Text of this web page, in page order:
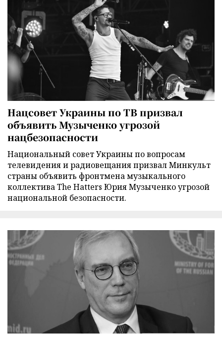
Нацсовет Украины по ТВ призвал
объявить Музыченко угрозой
нацбезопасности
Национальный совет Украины по вопросам
телевидения и радиовещания призвал Минкульт
страны объявить фронтмена музыкального
коллектива The Hatters Юрия Музыченко угрозой
национальной безопасности.